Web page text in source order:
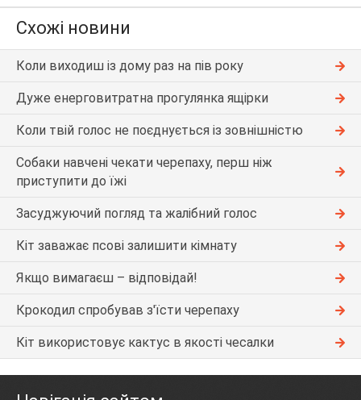
Схожі новини
Коли виходиш із дому раз на пів року
Дуже енерговитратна прогулянка ящірки
Коли твій голос не поєднується із зовнішністю
Собаки навчені чекати черепаху, перш ніж
приступити до їжі
Засуджуючий погляд та жалібний голос
Кіт заважає псові залишити кімнату
Якщо вимагаєш – відповідай!
Крокодил спробував з'їсти черепаху
Кіт використовує кактус в якості чесалки